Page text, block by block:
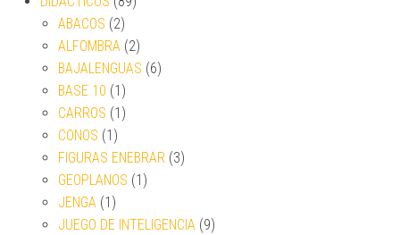
ABACOS (2)
ALFOMBRA (2)
BAJALENGUAS (6)
BASE 10 (1)
CARROS (1)
CONOS (1)
FIGURAS ENEBRAR (3)
GEOPLANOS (1)
JENGA (1)
JUEGO DE INTELIGENCIA (9)